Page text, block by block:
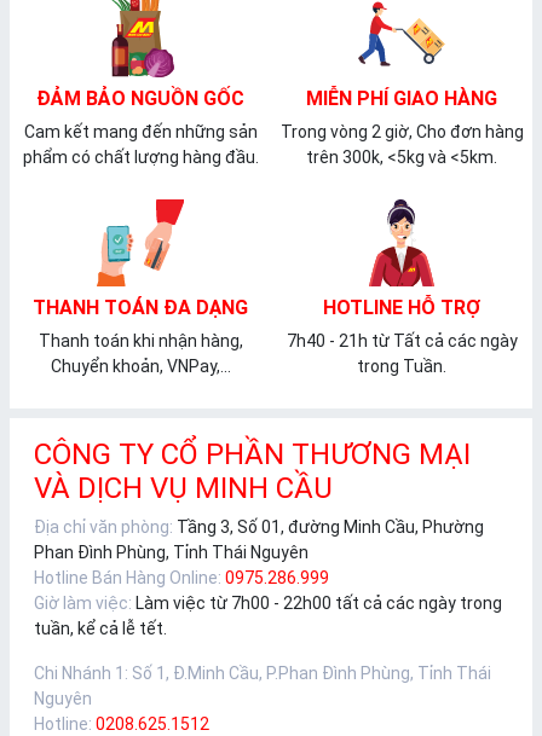
ĐẢM BẢO NGUỒN GỐC
Cam kết mang đến những sản
phẩm có chất lượng hàng đầu.
MIỄN PHÍ GIAO HÀNG
Trong vòng 2 giờ, Cho đơn hàng
trên 300k, <5kg và <5km.
THANH TOÁN ĐA DẠNG
Thanh toán khi nhận hàng,
Chuyển khoản, VNPay,...
HOTLINE HỖ TRỢ
7h40 - 21h từ Tất cả các ngày
trong Tuần.
CÔNG TY CỔ PHẦN THƯƠNG MẠI
VÀ DỊCH VỤ MINH CẦU
Địa chỉ văn phòng: Tầng 3, Số 01, đường Minh Cầu, Phường
Phan Đình Phùng, Tỉnh Thái Nguyên
Hotline Bán Hàng Online: 0975.286.999
Giờ làm việc: Làm việc từ 7h00 - 22h00 tất cả các ngày trong
tuần, kể cả lễ tết.
Chi Nhánh 1 : Số 1, Đ.Minh Cầu, P.Phan Đình Phùng, Tỉnh Thái
Nguyên
Hotline: 0208.625.1512